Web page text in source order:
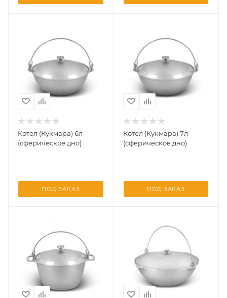
Котел (Кукмара) 6л
(сферическое дно)
ПОД ЗАКАЗ
Котел (Кукмара) 7л
(сферическое дно)
ПОД ЗАКАЗ